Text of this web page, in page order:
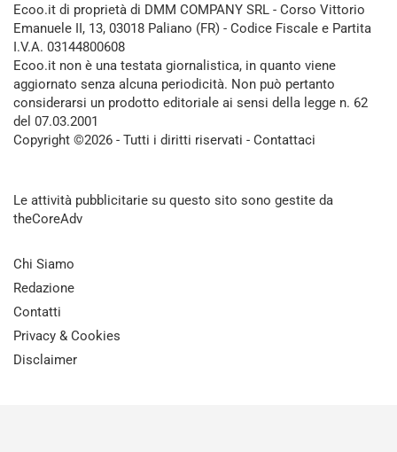
Ecoo.it di proprietà di DMM COMPANY SRL - Corso Vittorio
Emanuele II, 13, 03018 Paliano (FR) - Codice Fiscale e Partita
I.V.A. 03144800608
Ecoo.it non è una testata giornalistica, in quanto viene
aggiornato senza alcuna periodicità. Non può pertanto
considerarsi un prodotto editoriale ai sensi della legge n. 62
del 07.03.2001
Copyright ©2026 - Tutti i diritti riservati - Contattaci
Le attività pubblicitarie su questo sito sono gestite da
theCoreAdv
Chi Siamo
Redazione
Contatti
Privacy & Cookies
Disclaimer